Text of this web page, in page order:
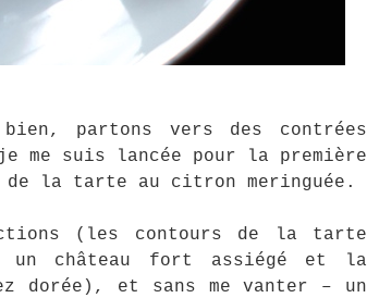
partons vers des contrées
me suis lancée pour la première
la tarte au citron meringuée.
(les contours de la tarte
un château fort assiégé et la
dorée), et sans me vanter – un